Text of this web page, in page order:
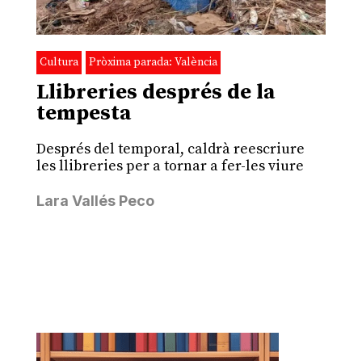
Cultura Pròxima parada: València
Llibreries després de la
tempesta
Després del temporal, caldrà reescriure
les llibreries per a tornar a fer-les viure
Lara Vallés Peco